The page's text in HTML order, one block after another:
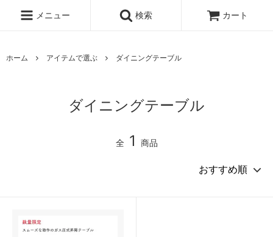
メニュー 検索 カート
ホーム アイテムで選ぶ ダイニングテーブル
ダイニングテーブル
全 1 商品